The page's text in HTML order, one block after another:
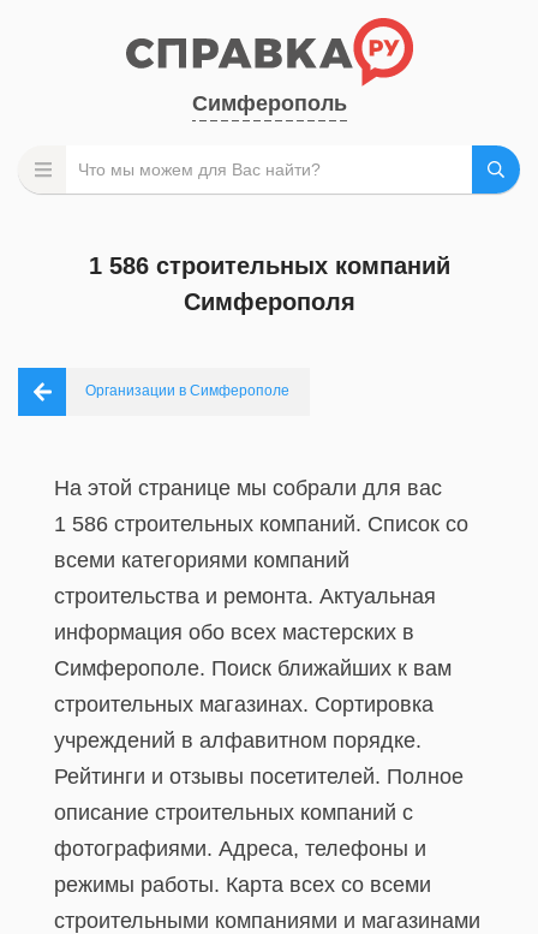
Симферополь
1 586 строительных компаний
Симферополя
Организации в Симферополе
На этой странице мы собрали для вас
1 586 строительных компаний. Список со
всеми категориями компаний
строительства и ремонта. Актуальная
информация обо всех мастерских в
Симферополе. Поиск ближайших к вам
строительных магазинах. Сортировка
учреждений в алфавитном порядке.
Рейтинги и отзывы посетителей. Полное
описание строительных компаний с
фотографиями. Адреса, телефоны и
режимы работы. Карта всех со всеми
строительными компаниями и магазинами